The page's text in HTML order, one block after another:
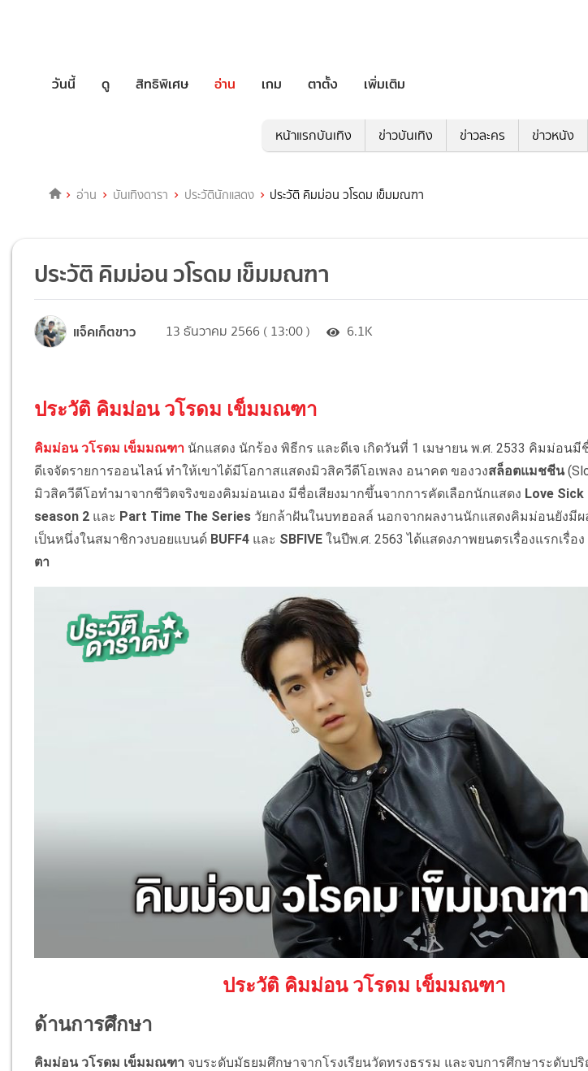
วันนี้ ดู สิทธิพิเศษ อ่าน เกม ตาตั้ง เพิ่มเติม
หน้าแรกบันเทิง ข่าวบันเทิง ข่าวละคร ข่าวหนัง
อ่าน บันเทิงดารา ประวัตินักแสดง ประวัติ คิมม่อน วโรดม เข็มมณฑา
ประวัติ คิมม่อน วโรดม เข็มมณฑา
แจ็คเก็ตขาว 13 ธันวาคม 2566 ( 13:00 ) 6.1K
ประวัติ คิมม่อน วโรดม เข็มมณฑา
คิมม่อน วโรดม เข็มมณฑา นักแสดง นักร้อง พิธีกร และดีเจ เกิดวันที่ 1 เมษายน พ.ศ. 2533 คิมม่อนมี
ดีเจจัดรายการออนไลน์ ทำให้เขาได้มีโอกาสแสดงมิวสิควีดีโอเพลง อนาคต ของวงสล็อตแมชชีน
มิวสิควีดีโอทำมาจากชีวิตจริงของคิมม่อนเอง มีชื่อเสียงมากขึ้นจากการคัดเลือกนักแสดง Love
season 2 และ Part Time The Series วัยกล้าฝันในบทฮอลล์ นอกจากผลงานนักแสดงคิมม่อนยังมีผ
เป็นหนึ่งในสมาชิกวงบอยแบนด์ BUFF4 และ SBFIVE ในปีพ.ศ. 2563 ได้แสดงภาพยนตรเรื่องแรกเรื่อง
ตา
ประวัติ คิมม่อน วโรดม เข็มมณฑา
ด้านการศึกษา
คิมม่อน วโรดม เข็มมณฑา จบระดับมัธยมศึกษาจากโรงเรียนวัดทรงธรรม และจบการศึกษาระดับ